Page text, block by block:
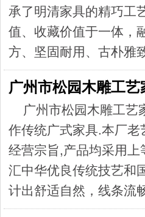
承了明清家具的精巧工
值、收藏价值于一体，
方、坚固耐用、古朴雅
广州市松园木雕工艺
广州市松园木雕工
作传统广式家具.本厂
经营宗旨,产品均采用
汇中华优良传统技艺和
计出舒适自然，线条流